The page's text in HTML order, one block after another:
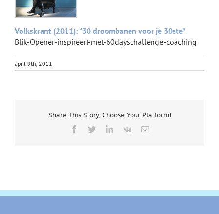
Volkskrant (2011): “30 droombanen voor je 30ste”
Blik-Opener-inspireert-met-60dayschallenge-coaching
april 9th, 2011
Share This Story, Choose Your Platform!
Facebook
TwitterLinkedIn
Vk
E-